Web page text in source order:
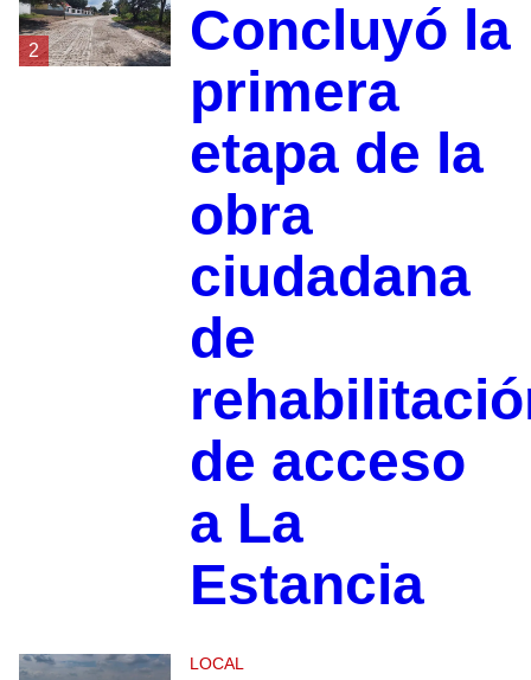
2
Concluyó la
primera
etapa de la
obra
ciudadana
de
de acceso
a La
Estancia
LOCAL